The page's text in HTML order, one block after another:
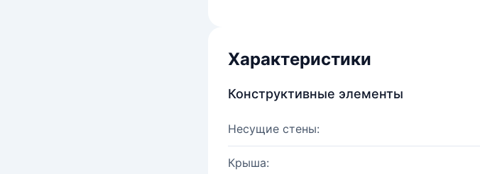
Характеристики
Конструктивные элементы
Несущие стены:
Крыша: